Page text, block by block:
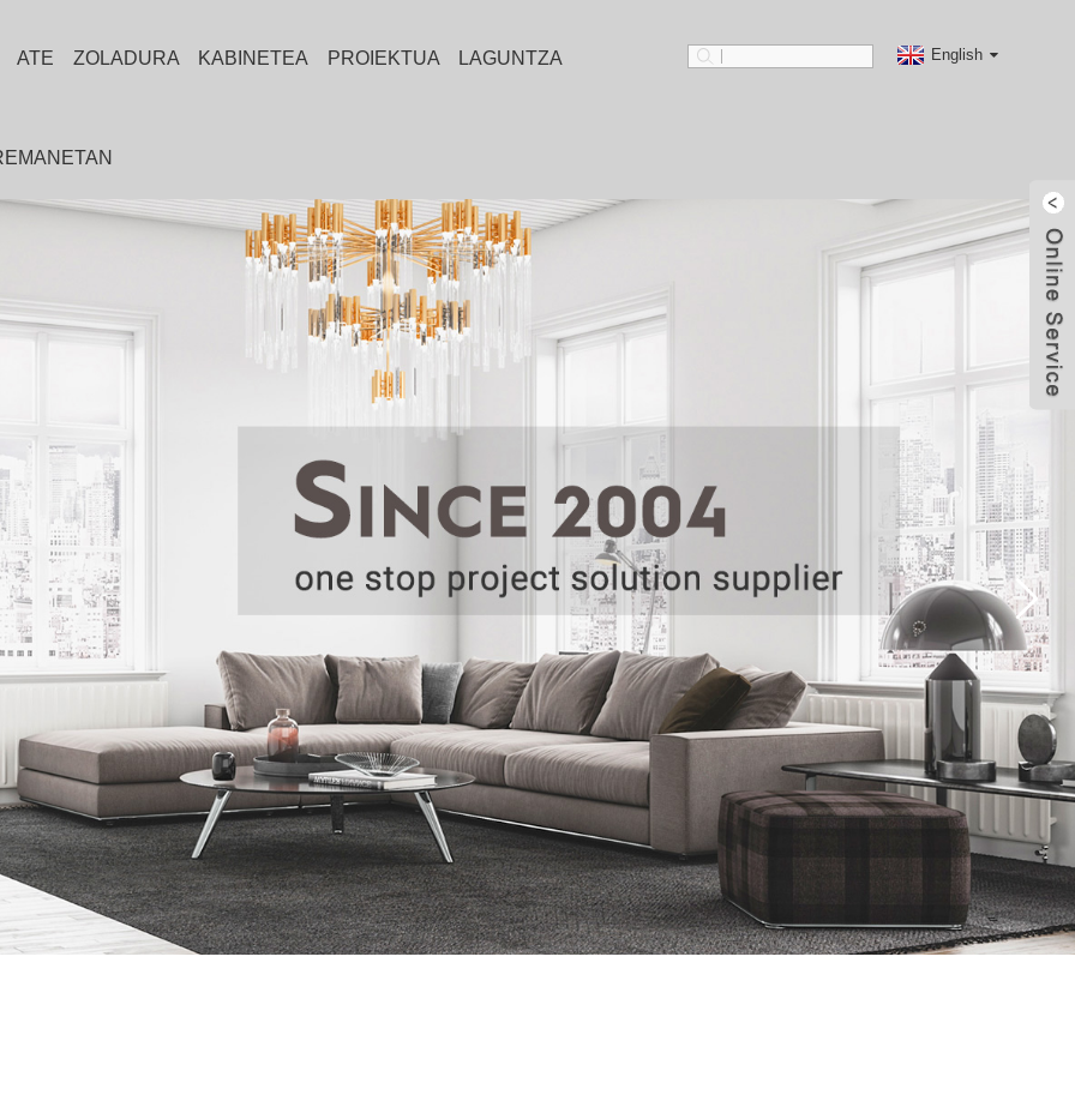
ATE ZOLADURA KABINETEA PROIEKTUA LAGUNTZA English